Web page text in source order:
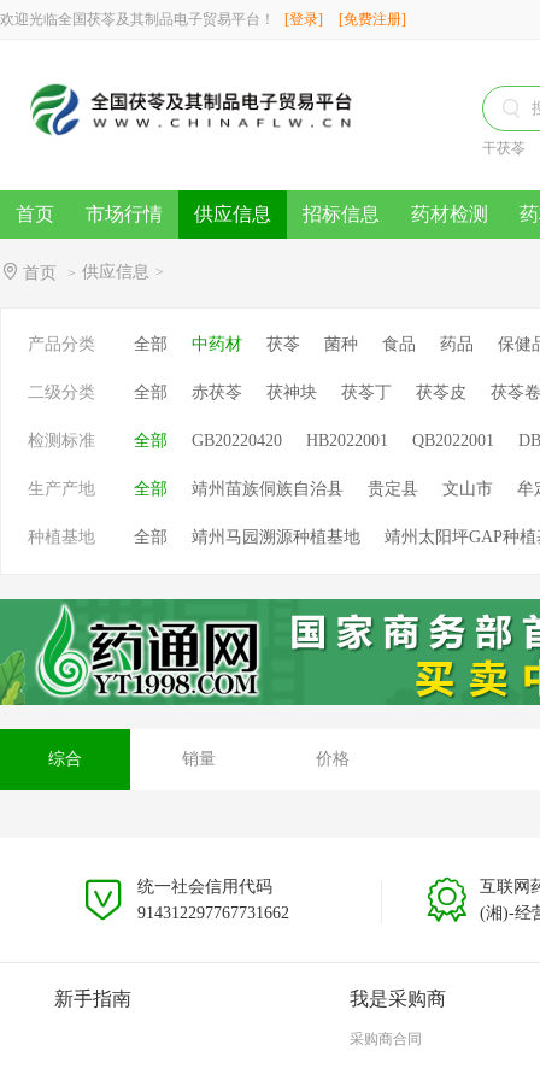
欢迎光临全国茯苓及其制品电子贸易平台！ [登录] [免费注册]

干茯苓
首页 市场行情 供应信息 招标信息 药材检测
首页 > 供应信息 >
产品分类 全部 中药材 茯苓 菌种 食品 药品 保健
二级分类 全部 赤茯苓 茯神块 茯苓丁 茯苓皮 茯苓卷
检测标准 全部 GB20220420 HB2022001 QB2022001
生产产地 全部 靖州苗族侗族自治县 贵定县 文山市 牟
种植基地 全部 靖州马园溯源种植基地
靖州太阳坪GAP种植
贵州黎平种植基地 云南文
综合 销量 价格
统一社会信用代码
914312297767731662
互联网
(湘)-经
新手指南 我是采购商
采购商合同